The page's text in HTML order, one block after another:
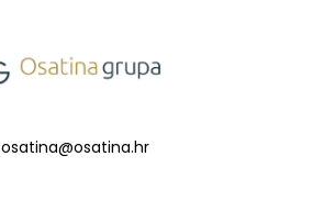
osatina@osatina.hr